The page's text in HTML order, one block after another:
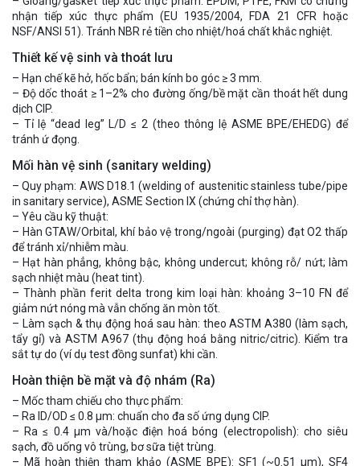
nhận tiếp xúc thực phẩm (EU 1935/2004, FDA 21 CFR hoặc
NSF/ANSI 51). Tránh NBR rẻ tiền cho nhiệt/hoá chất khắc nghiệt.
Thiết kế vệ sinh và thoát lưu
– Hạn chế kẽ hở, hốc bẩn; bán kính bo góc ≥ 3 mm.
– Độ dốc thoát ≥ 1–2% cho đường ống/bề mặt cần thoát hết dung
dịch CIP.
– Tỉ lệ “dead leg” L/D ≤ 2 (theo thông lệ ASME BPE/EHEDG) để
tránh ứ đọng.
Mối hàn vệ sinh (sanitary welding)
– Quy phạm: AWS D18.1 (welding of austenitic stainless tube/pipe
in sanitary service), ASME Section IX (chứng chỉ thợ hàn).
– Yêu cầu kỹ thuật:
– Hàn GTAW/Orbital, khí bảo vệ trong/ngoài (purging) đạt O2 thấp
để tránh xỉ/nhiễm màu.
– Hạt hàn phẳng, không bậc, không undercut; không rỗ/ nứt; làm
sạch nhiệt màu (heat tint).
– Thành phần ferit delta trong kim loại hàn: khoảng 3–10 FN để
giảm nứt nóng mà vẫn chống ăn mòn tốt.
– Làm sạch & thụ động hoá sau hàn: theo ASTM A380 (làm sạch,
tẩy gỉ) và ASTM A967 (thụ động hoá bằng nitric/citric). Kiểm tra
sắt tự do (ví dụ test đồng sunfat) khi cần.
Hoàn thiện bề mặt và độ nhám (Ra)
– Mốc tham chiếu cho thực phẩm:
– Ra ID/OD ≤ 0.8 µm: chuẩn cho đa số ứng dụng CIP.
– Ra ≤ 0.4 µm và/hoặc điện hoá bóng (electropolish): cho siêu
sạch, đồ uống vô trùng, bơ sữa tiệt trùng.
– Mã hoàn thiện tham khảo (ASME BPE): SF1 (~0.51 µm), SF4